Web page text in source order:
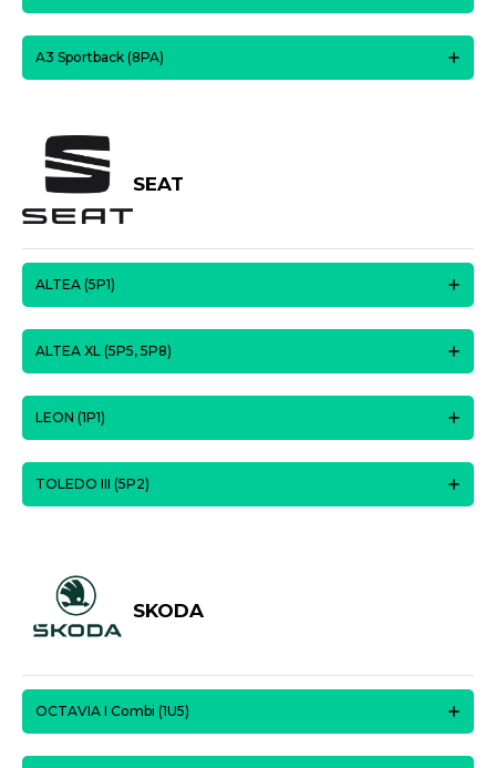
A3 Sportback (8PA)
SEAT
ALTEA (5P1)
ALTEA XL (5P5, 5P8)
LEON (1P1)
TOLEDO III (5P2)
SKODA
OCTAVIA I Combi (1U5)